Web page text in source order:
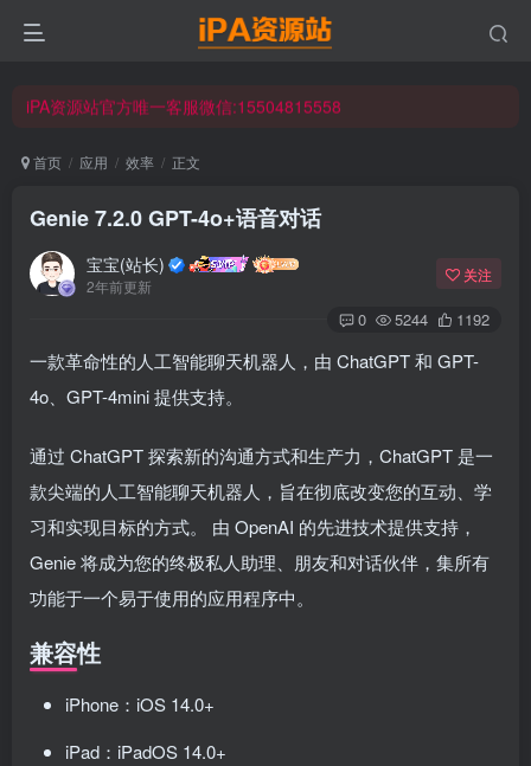
iPA资源站官方唯一客服微信:15504815558
iPA资源站官方唯一客服微信:15504815558
首页 应用 效率 正文
Genie 7.2.0 GPT-4o+语音对话
宝宝(站长)
2年前更新
关注
0 5244 1192
一款革命性的人工智能聊天机器人，由 ChatGPT 和 GPT-
4o、GPT-4mini 提供支持。
通过 ChatGPT 探索新的沟通方式和生产力，ChatGPT 是一
款尖端的人工智能聊天机器人，旨在彻底改变您的互动、学
习和实现目标的方式。 由 OpenAI 的先进技术提供支持，
Genie 将成为您的终极私人助理、朋友和对话伙伴，集所有
功能于一个易于使用的应用程序中。
兼容性
iPhone：iOS 14.0+
iPad：iPadOS 14.0+